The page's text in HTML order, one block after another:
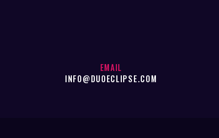
EMAIL
INFO@DUOECLIPSE.COM